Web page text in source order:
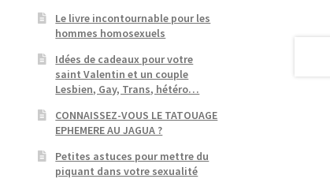
Le livre incontournable pour les
hommes homosexuels
Idées de cadeaux pour votre
saint Valentin et un couple
Lesbien, Gay, Trans, hétéro…
CONNAISSEZ-VOUS LE TATOUAGE
EPHEMERE AU JAGUA ?
Petites astuces pour mettre du
piquant dans votre sexualité